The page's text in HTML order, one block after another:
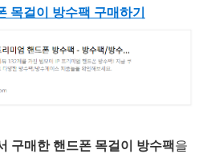
목걸이 방수팩 구매하기
구매한 핸드폰 목걸이 방수팩을